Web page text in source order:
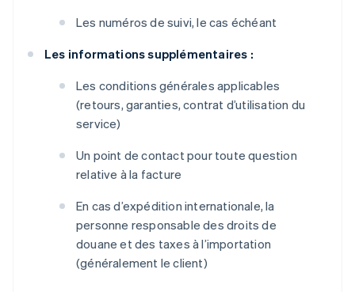
Les numéros de suivi, le cas échéant
Les informations supplémentaires :
Les conditions générales applicables
(retours, garanties, contrat d’utilisation du
service)
Un point de contact pour toute question
relative à la facture
En cas d’expédition internationale, la
personne responsable des droits de
douane et des taxes à l’importation
(généralement le client)